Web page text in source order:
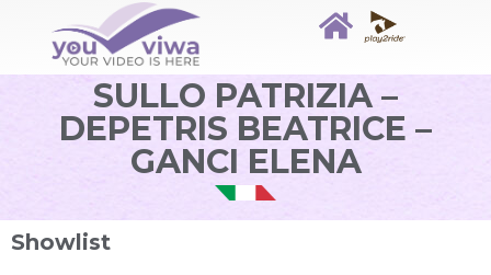
SULLO PATRIZIA –
DEPETRIS BEATRICE –
GANCI ELENA
Showlist